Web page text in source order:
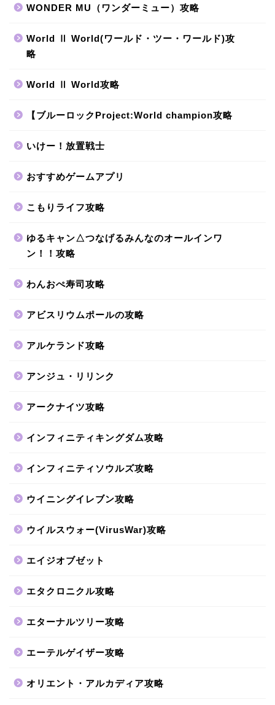
WONDER MU（ワンダーミュー）攻略
World Ⅱ World(ワールド・ツー・ワールド)攻
略
World Ⅱ World攻略
【ブルーロックProject:World champion攻略
いけー！放置戦士
おすすめゲームアプリ
こもりライフ攻略
ゆるキャン△つなげるみんなのオールインワ
ン！！攻略
わんおぺ寿司攻略
アビスリウムポールの攻略
アルケランド攻略
アンジュ・リリンク
アークナイツ攻略
インフィニティキングダム攻略
インフィニティソウルズ攻略
ウイニングイレブン攻略
ウイルスウォー(VirusWar)攻略
エイジオブゼット
エタクロニクル攻略
エターナルツリー攻略
エーテルゲイザー攻略
オリエント・アルカディア攻略